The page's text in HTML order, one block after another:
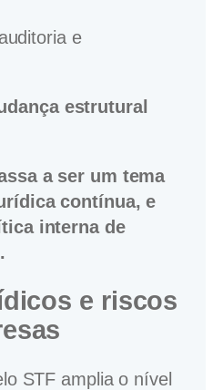
e
estrutural
a ser um tema
contínua, e
interna de
e riscos
STF amplia o nível